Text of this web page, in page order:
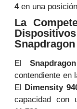
4en una
La
Snapdragon
El
contendiente en
El
Dimensity
capacidad con